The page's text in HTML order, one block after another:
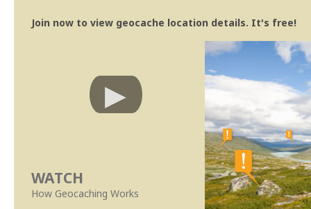
Join now to view geocache location details. It's free!
WATCH
How Geocaching Works